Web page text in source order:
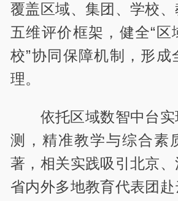
覆盖区域、集团、学校
五维评价框架，健全“
校”协同保障机制，形成
理。
依托区域数智中台
测，精准教学与综合素
著，相关实践吸引北京
省内外多地教育代表团